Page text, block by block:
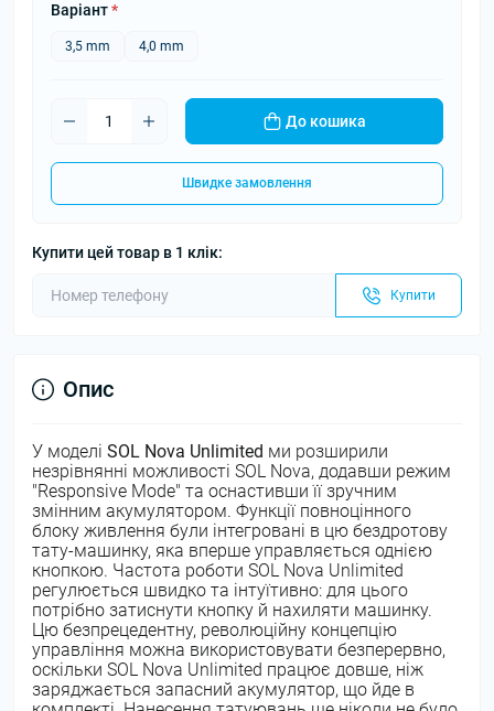
Варіант*
3,5 mm 4,0 mm
До кошика
Швидке замовлення
Купити цей товар в 1 клік:
Купити
Опис
У моделі SOL Nova Unlimited ми розширили
незрівнянні можливості SOL Nova, додавши режим
"Responsive Mode" та оснастивши її зручним
змінним акумулятором. Функції повноцінного
блоку живлення були інтегровані в цю бездротову
тату-машинку, яка вперше управляється однією
кнопкою. Частота роботи SOL Nova Unlimited
регулюється швидко та інтуїтивно: для цього
потрібно затиснути кнопку й нахиляти машинку.
Цю безпрецедентну, революційну концепцію
управління можна використовувати безперервно,
оскільки SOL Nova Unlimited працює довше, ніж
заряджається запасний акумулятор, що йде в